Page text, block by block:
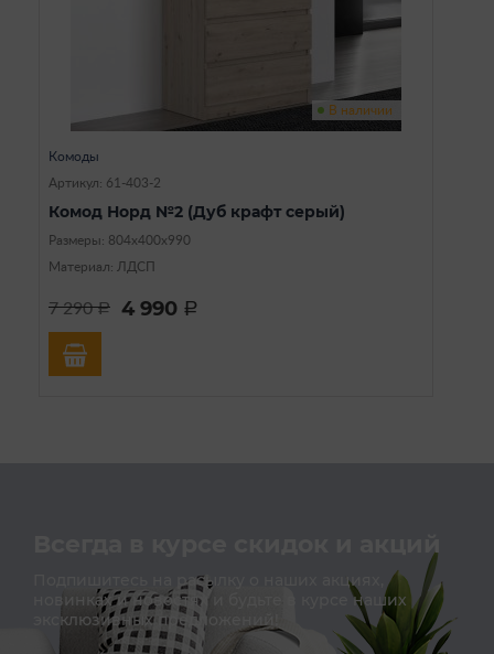
В наличии
Комоды
Артикул: 61-403-2
Комод Норд №2 (Дуб крафт серый)
Размеры: 804х400х990
Материал: ЛДСП
7 290a 4 990 a
Всегда в курсе скидок и акций
Подпишитесь на расылку о наших акциях,
новинках и новостях и будьте в курсе наших
эксклюзивных предложений!